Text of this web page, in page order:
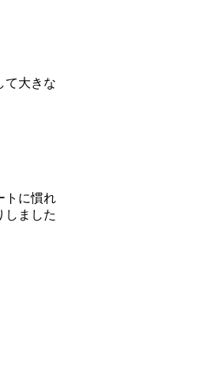
て大きな
トに慣れ
しました